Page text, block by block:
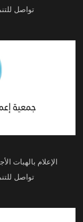
تواصل للتنمية
الإعلام بالهبات
تواصل للتنمية